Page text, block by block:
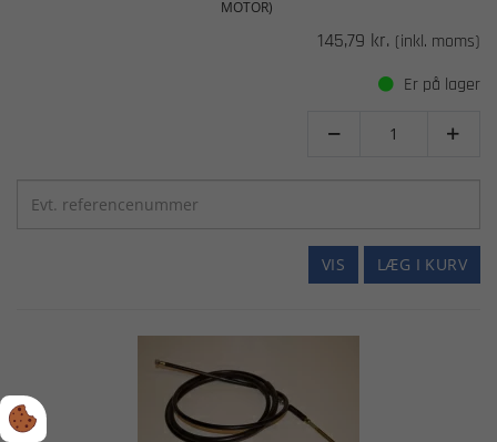
MOTOR)
145,79 kr. (inkl. moms)
Er på lager
 
LÆG I KURV
VIS